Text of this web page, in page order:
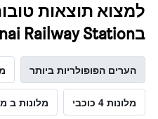
למצוא תוצאות
בKannai Railway Station
הערים הפופולריות ביותר
מלונות 4 כוכבי מלונות ב